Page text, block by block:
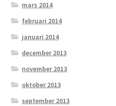
mars 2014
februari 2014
januari 2014
december 2013
november 2013
oktober 2013
september 2013